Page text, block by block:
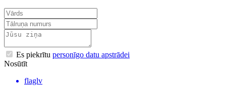
Es piekrītu personīgo datu apstrādei
Nosūtīt
flaglv